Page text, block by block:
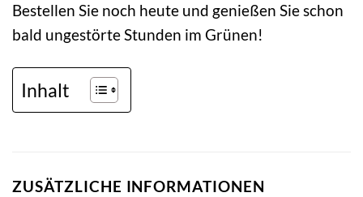
Bestellen Sie noch heute und genießen Sie schon
bald ungestörte Stunden im Grünen!
Inhalt
ZUSÄTZLICHE INFORMATIONEN